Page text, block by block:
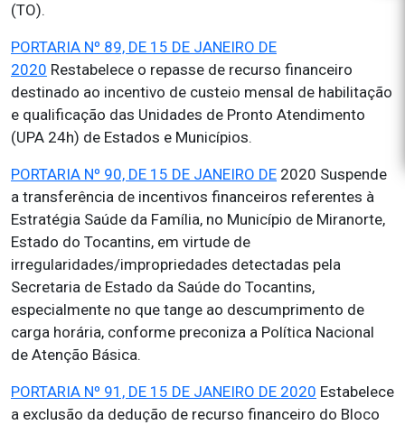
(TO).
PORTARIA Nº 89, DE 15 DE JANEIRO DE
2020 Restabelece o repasse de recurso financeiro
destinado ao incentivo de custeio mensal de habilitação
e qualificação das Unidades de Pronto Atendimento
(UPA 24h) de Estados e Municípios.
PORTARIA Nº 90, DE 15 DE JANEIRO DE 2020 Suspende
a transferência de incentivos financeiros referentes à
Estratégia Saúde da Família, no Município de Miranorte,
Estado do Tocantins, em virtude de
irregularidades/impropriedades detectadas pela
Secretaria de Estado da Saúde do Tocantins,
especialmente no que tange ao descumprimento de
carga horária, conforme preconiza a Política Nacional
de Atenção Básica.
PORTARIA Nº 91, DE 15 DE JANEIRO DE 2020 Estabelece
a exclusão da dedução de recurso financeiro do Bloco